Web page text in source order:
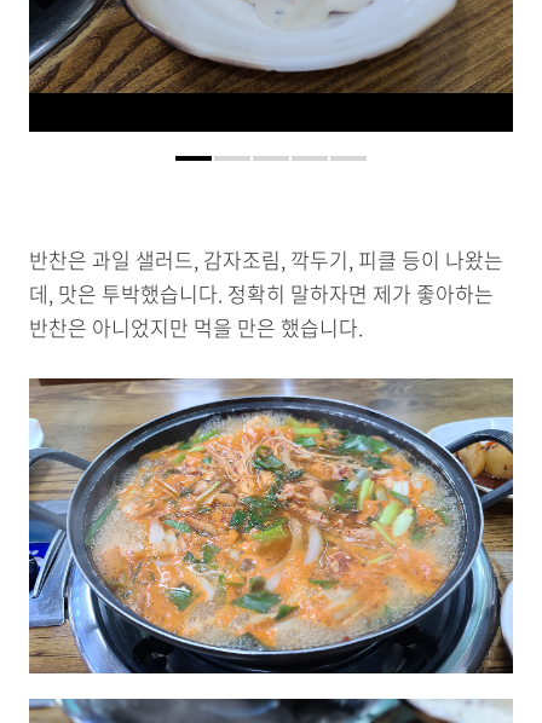
반찬은 과일 샐러드, 감자조림, 깍두기, 피클 등이 나왔는
데, 맛은 투박했습니다. 정확히 말하자면 제가 좋아하는
반찬은 아니었지만 먹을 만은 했습니다.